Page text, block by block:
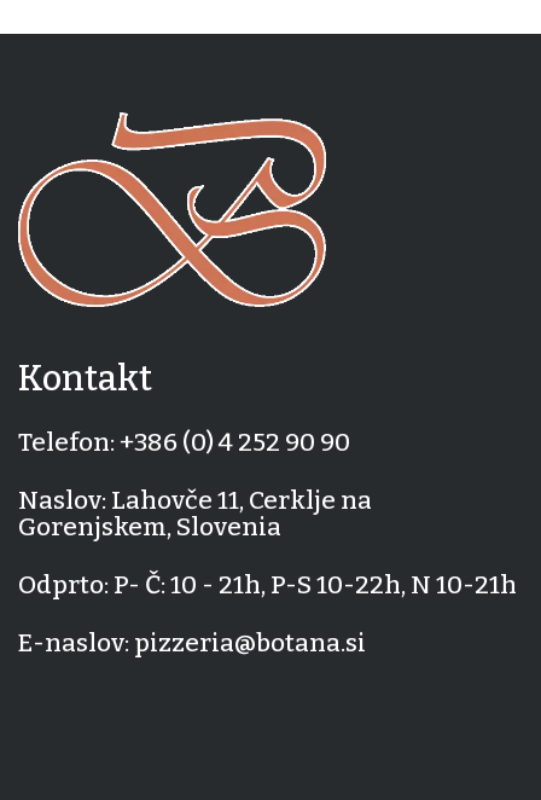
Kontakt
Telefon: +386 (0) 4 252 90 90
Naslov: Lahovče 11, Cerklje na
Gorenjskem, Slovenia
Odprto: P- Č: 10 - 21h, P-S 10-22h, N 10-21h
E-naslov: pizzeria@botana.si